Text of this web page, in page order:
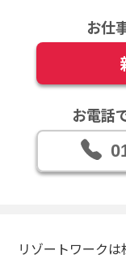
お仕
お電話
リゾートワーク